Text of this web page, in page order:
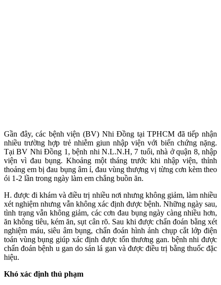
Gần đây, các bệnh viện (BV) Nhi Đồng tại TPHCM đã tiếp nhận
nhiều trường hợp trẻ nhiễm giun nhập viện với biến chứng nặng.
Tại BV Nhi Đồng 1, bệnh nhi N.L.N.H, 7 tuổi, nhà ở quận 8, nhập
viện vì đau bụng. Khoảng một tháng trước khi nhập viện, thỉnh
thoảng em bị đau bụng âm ỉ, đau vùng thượng vị từng cơn kèm theo
ói 1-2 lần trong ngày làm em chẳng buồn ăn.
H. được đi khám và điều trị nhiều nơi nhưng không giảm, làm nhiều
xét nghiệm nhưng vẫn không xác định được bệnh. Những ngày sau,
tình trạng vẫn không giảm, các cơn đau bụng ngày càng nhiều hơn,
ăn không tiêu, kém ăn, sụt cân rõ. Sau khi được chẩn đoán bằng xét
nghiệm máu, siêu âm bụng, chẩn đoán hình ảnh chụp cắt lớp điện
toán vùng bụng giúp xác định được tổn thương gan. bệnh nhi được
chẩn đoán bệnh u gan do sán lá gan và được điều trị bằng thuốc đặc
hiệu.
Khó xác định thủ phạm